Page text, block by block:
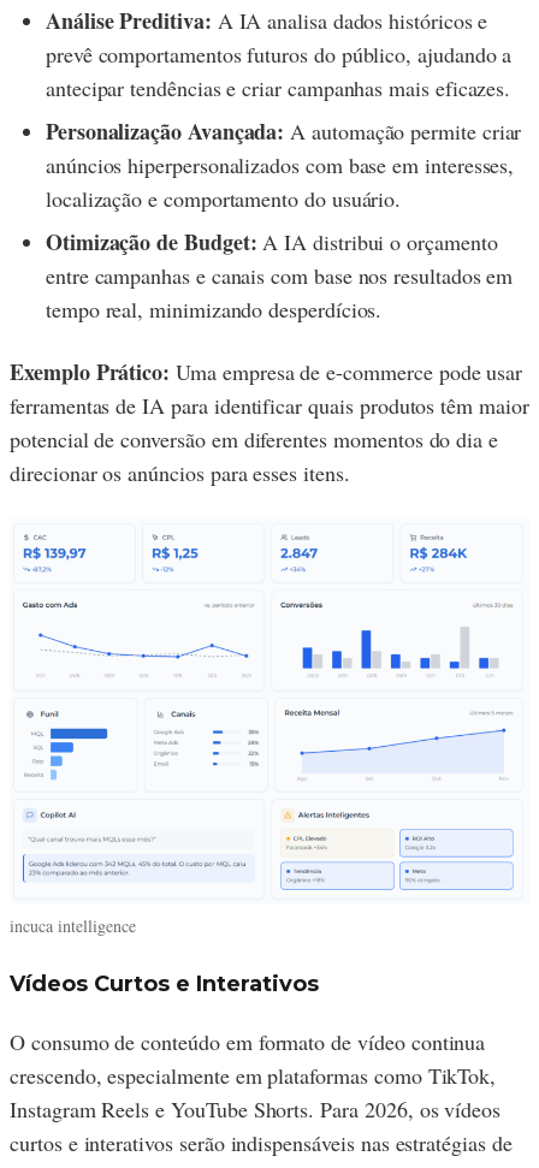
Análise Preditiva: A IA analisa dados históricos e
prevê comportamentos futuros do público, ajudando a
antecipar tendências e criar campanhas mais eficazes.
Personalização Avançada: A automação permite criar
anúncios hiperpersonalizados com base em interesses,
localização e comportamento do usuário.
Otimização de Budget: A IA distribui o orçamento
entre campanhas e canais com base nos resultados em
tempo real, minimizando desperdícios.
Exemplo Prático: Uma empresa de e-commerce pode usar
ferramentas de IA para identificar quais produtos têm maior
potencial de conversão em diferentes momentos do dia e
direcionar os anúncios para esses itens.
incuca intelligence
Vídeos Curtos e Interativos
O consumo de conteúdo em formato de vídeo continua
crescendo, especialmente em plataformas como TikTok,
Instagram Reels e YouTube Shorts. Para 2026, os vídeos
curtos e interativos serão indispensáveis nas estratégias de